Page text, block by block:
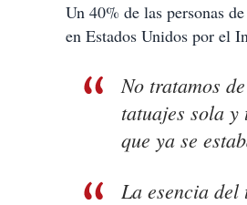
Un 40% de las personas
en Estados Unidos por el
No tratamos
tatuajes sola
que ya se
La esencia